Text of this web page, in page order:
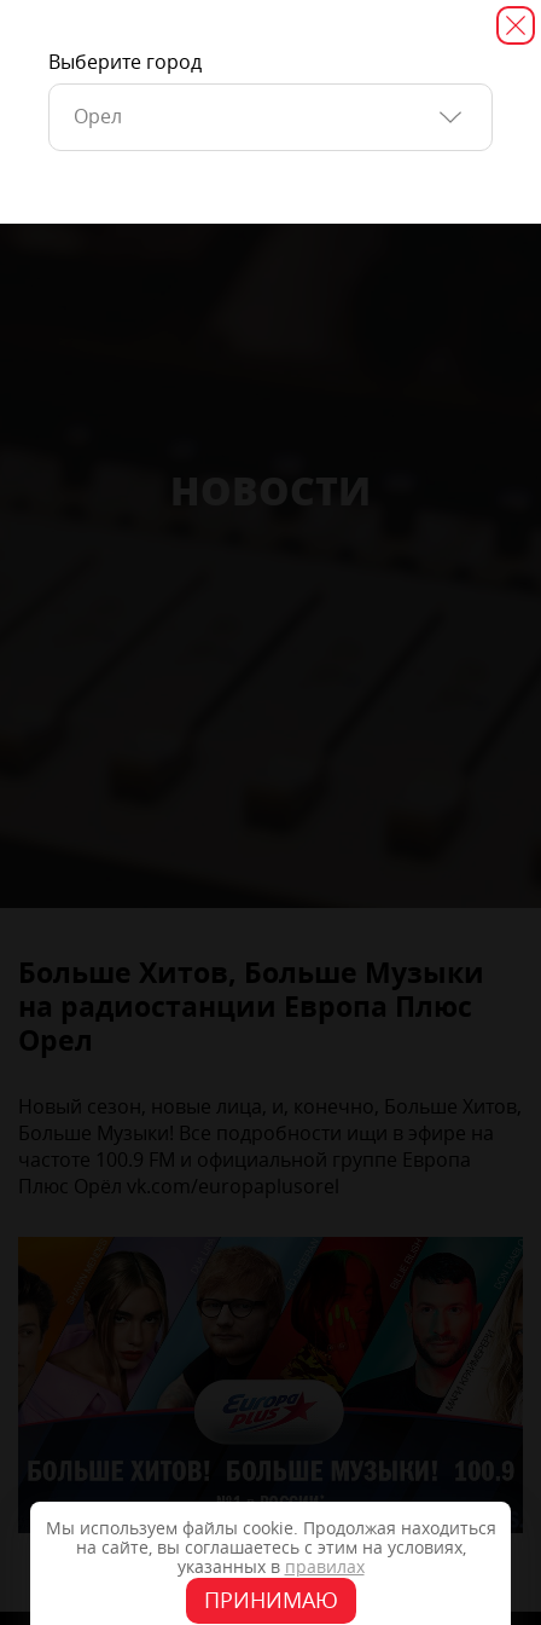
Больше Хитов, Больше Музыки
на радиостанции Европа Плюс
Орел
Новый сезон, новые лица, и, конечно, Больше Хитов,
Больше Музыки! Все подробности ищи в эфире на
частоте 100.9 FM и официальной группе Европа
Плюс Орёл vk.com/europaplusorel
Мы используем файлы cookie. Продолжая находиться
на сайте, вы соглашаетесь с этим на условиях,
указанных в правилах
ПРИНИМАЮ
Выберите город
Орел